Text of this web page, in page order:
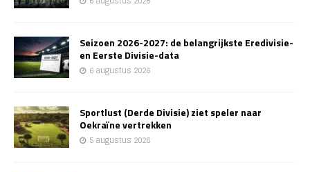
Seizoen 2026-2027: de belangrijkste Eredivisie-
en Eerste Divisie-data
6 augustus 2026
Sportlust (Derde Divisie) ziet speler naar
Oekraïne vertrekken
5 augustus 2026